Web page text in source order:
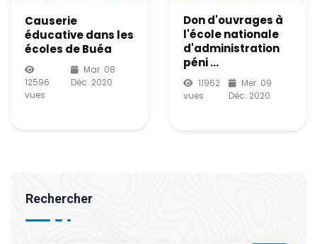
Causerie
éducative dans les
écoles de Buéa
12596
vues
Mar. 08
Déc. 2020
Don d'ouvrages à
l'école nationale
d'administration
péni ...
11962
vues
Mer. 09
Déc. 2020
Rechercher